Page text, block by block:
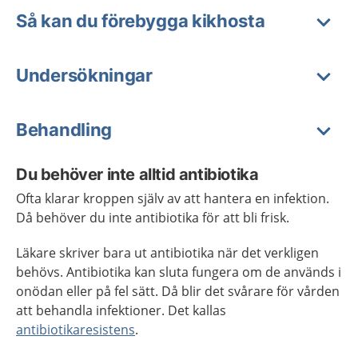
Så kan du förebygga kikhosta
Undersökningar
Behandling
Du behöver inte alltid antibiotika
Ofta klarar kroppen själv av att hantera en infektion.
Då behöver du inte antibiotika för att bli frisk.
Läkare skriver bara ut antibiotika när det verkligen
behövs. Antibiotika kan sluta fungera om de används i
onödan eller på fel sätt. Då blir det svårare för vården
att behandla infektioner. Det kallas
antibiotikaresistens.